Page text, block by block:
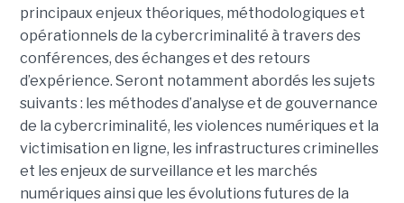
principaux enjeux théoriques, méthodologiques et
opérationnels de la cybercriminalité à travers des
conférences, des échanges et des retours
d’expérience. Seront notamment abordés les sujets
suivants : les méthodes d’analyse et de gouvernance
de la cybercriminalité, les violences numériques et la
victimisation en ligne, les infrastructures criminelles
et les enjeux de surveillance et les marchés
numériques ainsi que les évolutions futures de la